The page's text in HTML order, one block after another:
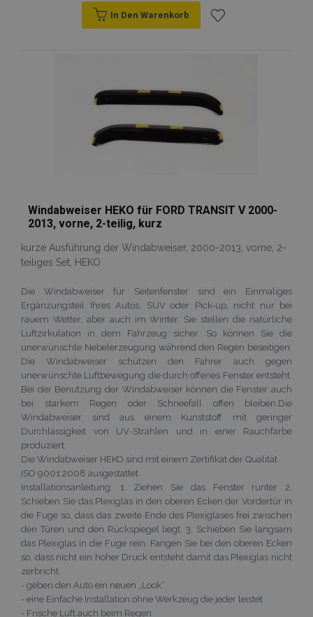
In Den Warenkorb
hinzufügen
Windabweiser HEKO für FORD TRANSIT V 2000-
2013, vorne, 2-teilig, kurz
kurze Ausführung der Windabweiser, 2000-2013, vorne, 2-
teiliges Set, HEKO
Die Windabweiser für Seitenfenster sind ein Einmaliges
Ergänzungsteil Ihres Autos, SUV oder Pick-up, nicht nur bei
rauem Wetter, aber auch im Winter. Sie stellen die natürliche
Luftzirkulation in dem Fahrzeug sicher. So können Sie die
unerwünschte Nebelerzeugung während den Regen beseitigen.
Die Windabweiser schützen den Fahrer auch gegen
unerwünschte Luftbewegung die durch offenes Fenster entsteht.
Bei der Benutzung der Windabweiser können die Fenster auch
bei starkem Regen oder Schneefall offen bleiben.Die
Windabweiser sind aus einem Kunststoff mit geringer
Durchlässigkeit von UV-Strahlen und in einer Rauchfarbe
produziert.
Die Windabweiser HEKO sind mit einem Zertifikat der Qualität
ISO 9001:2008 ausgestattet.
Installationsanleitung: 1. Ziehen Sie das Fenster runter 2.
Schieben Sie das Plexiglas in den oberen Ecken der Vordertür in
die Fuge so, dass das zweite Ende des Plexiglases frei zwischen
den Türen und den Rückspiegel liegt. 3. Schieben Sie langsam
das Plexiglas in die Fuge rein. Fangen Sie bei den oberen Ecken
so, dass nicht ein hoher Druck entsteht damit das Plexiglas nicht
zerbricht.
- geben den Auto ein neuen „Look“
- eine Einfache Installation ohne Werkzeug die jeder leistet
- Frische Luft auch beim Regen